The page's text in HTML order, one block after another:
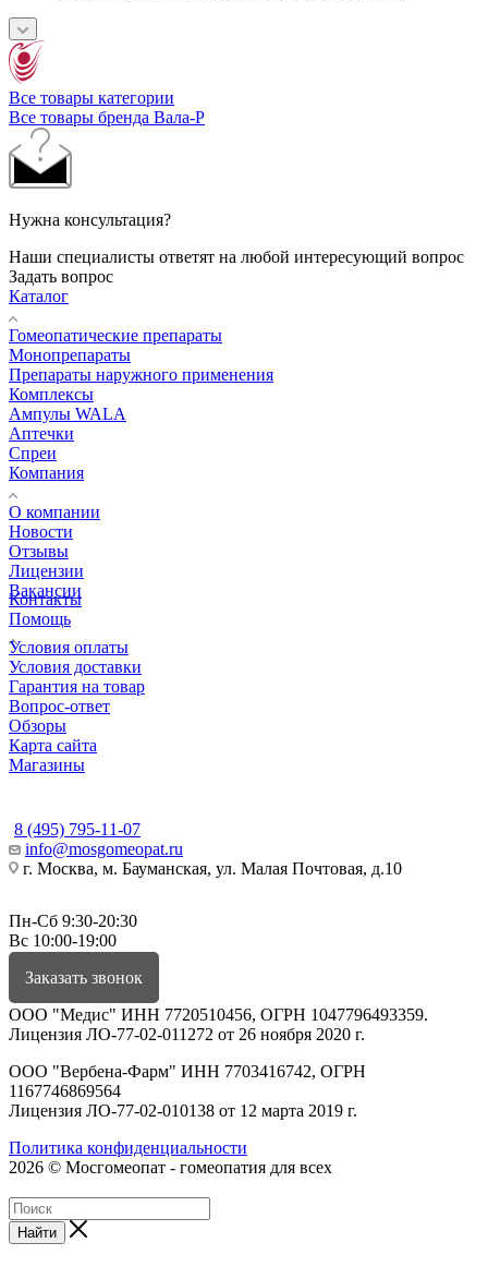
Все товары категории
Все товары бренда Вала-Р
Нужна консультация?
Наши специалисты ответят на любой интересующий вопрос
Задать вопрос
Каталог
Гомеопатические препараты
Монопрепараты
Препараты наружного применения
Комплексы
Ампулы WALA
Аптечки
Спреи
Компания
О компании
Новости
Отзывы
Лицензии
Вакансии
Контакты
Помощь
Условия оплаты
Условия доставки
Гарантия на товар
Вопрос-ответ
Обзоры
Карта сайта
Магазины
8 (495) 795-11-07
info@mosgomeopat.ru
г. Москва, м. Бауманская, ул. Малая Почтовая, д.10
Пн-Сб 9:30-20:30
Вс 10:00-19:00
Заказать звонок
ООО "Медис" ИНН 7720510456, ОГРН 1047796493359.
Лицензия ЛО-77-02-011272 от 26 ноября 2020 г.
ООО "Вербена-Фарм" ИНН 7703416742, ОГРН
1167746869564
Лицензия ЛО-77-02-010138 от 12 марта 2019 г.
Политика конфиденциальности
2026 © Мосгомеопат - гомеопатия для всех
Найти